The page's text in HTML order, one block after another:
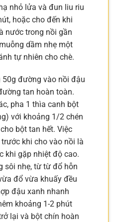
nhỏ lửa và đun liu riu
hoặc cho đến khi
nước trong nồi gần
dầm nhẹ một
tự nhiên cho chè.
50g đường vào nồi đậu
tan hoàn toàn.
pha 1 thìa canh bột
với khoảng 1/2 chén
bột tan hết. Việc
khi cho vào nồi là
khi gặp nhiệt độ cao.
sôi nhẹ, từ từ đổ hỗn
đổ vừa khuấy đều
đậu xanh nhanh
khoảng 1-2 phút
lại và bột chín hoàn